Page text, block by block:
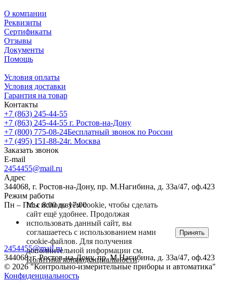
О компании
Реквизиты
Сертификаты
Отзывы
Документы
Помощь
Условия оплаты
Условия доставки
Гарантия на товар
Контакты
+7 (863) 245-44-55
+7 (863) 245-44-55 г. Ростов-на-Дону
+7 (800) 775-08-24Бесплатный звонок по России
+7 (495) 151-88-24г. Москва
Заказать звонок
E-mail
2454455@mail.ru
Адрес
344068, г. Ростов-на-Дону, пр. М.Нагибина, д. 33а/47, оф.423
Режим работы
Пн – Пт: с 8:00 до 17:00
2454455@mail.ru
344068, г. Ростов-на-Дону, пр. М.Нагибина, д. 33а/47, оф.423
© 2026 "Контрольно-измерительные приборы и автоматика"
Конфиденциальность
Мы используем cookie, чтобы сделать
сайт ещё удобнее. Продолжая
использовать данный сайт, вы
соглашаетесь с использованием нами
cookie-файлов. Для получения
дополнительной информации см.
Политика конфиденциальности.
Принять